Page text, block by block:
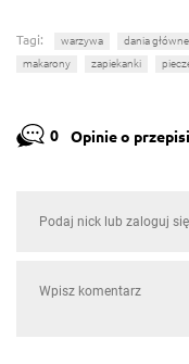
Tagi: warzywa dania główne
makarony
zapiekanki
0 Opinie o